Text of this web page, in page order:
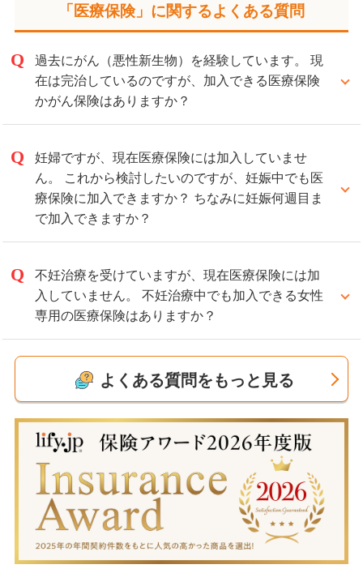
「医療保険」に関するよくある質問
過去にがん（悪性新生物）を経験しています。 現
在は完治しているのですが、加入できる医療保険
かがん保険はありますか？
過去にがん（悪性新生物）を経験していても、完治後
5年以上経過している場合には一般の医療保険をご案
内できることもあります。
また、がんを経験された方のためのがん保険もご案内
できます。
保険の種類および保険会社によって、現在の健康状態
等によってはご加入いただけないケースもございます
ので、弊社にお気軽にお問い合わせください。
妊婦ですが、現在医療保険には加入していませ
ん。 これから検討したいのですが、妊娠中でも医
療保険に加入できますか？ ちなみに妊娠何週目ま
で加入できますか？
妊娠中のご加入は、保険会社によって取り扱いが異な
っています。
通常、一般の医療保険では妊娠中に入れる保険会社は
少なく、加入できても、いま現在の妊娠に起因する病
気は保障対象外となることがあります。
最近は妊婦専用の医療保険も販売されています。妊娠
週数を問わずにご加入いただくことができ、その妊娠
における帝王切開での入院などが保障される商品も取
り扱っています。
不妊治療を受けていますが、現在医療保険には加
入していません。 不妊治療中でも加入できる女性
専用の医療保険はありますか？
不妊治療費用そのものは保障されませんが、不妊治療
中に発症するその他の病気の入院費用や手術費用など
をカバーできる保険を取り扱っています。
「不妊治療中でも加入できる保険」はこちら
よくある質問をもっと見る